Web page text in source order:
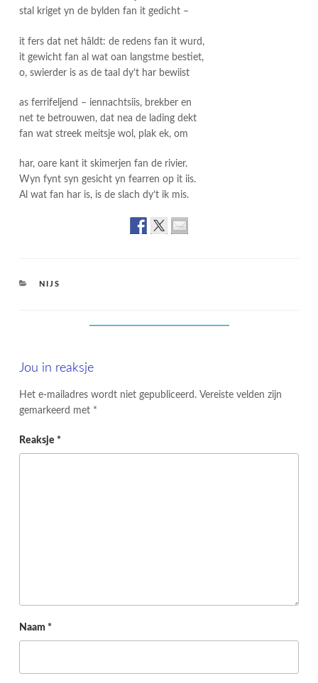
stal kriget yn de bylden fan it gedicht –
it fers dat net hâldt: de redens fan it wurd,
it gewicht fan al wat oan langstme bestiet,
o, swierder is as de taal dy’t har bewiist
as ferrifeljend – iennachtsiis, brekber en
net te betrouwen, dat nea de lading dekt
fan wat streek meitsje wol, plak ek, om
har, oare kant it skimerjen fan de rivier.
Wyn fynt syn gesicht yn fearren op it iis.
Al wat fan har is, is de slach dy’t ik mis.
CATEGORIES
NIJS
Jou in reaksje
Het e-mailadres wordt niet gepubliceerd. Vereiste velden zijn
gemarkeerd met *
Reaksje *
Naam *